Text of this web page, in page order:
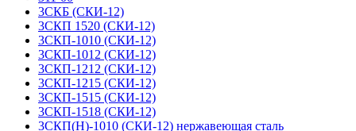
3СКБ (СКИ-12)
3СКП 1520 (СКИ-12)
3СКП-1010 (СКИ-12)
3СКП-1012 (СКИ-12)
3СКП-1212 (СКИ-12)
3СКП-1215 (СКИ-12)
3СКП-1515 (СКИ-12)
3СКП-1518 (СКИ-12)
3СКП(Н)-1010 (СКИ-12) нержавеющая сталь